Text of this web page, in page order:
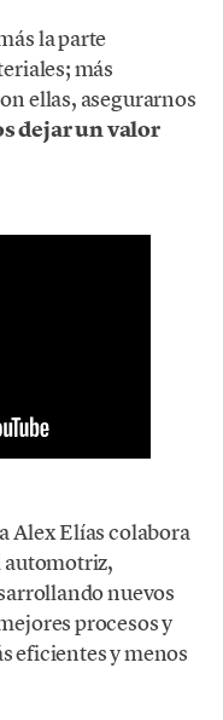
la parte
más
ellas, asegurarnos
dejar un valor
Alex Elías colabora
automotriz,
nuevos
procesos y
eficientes y menos